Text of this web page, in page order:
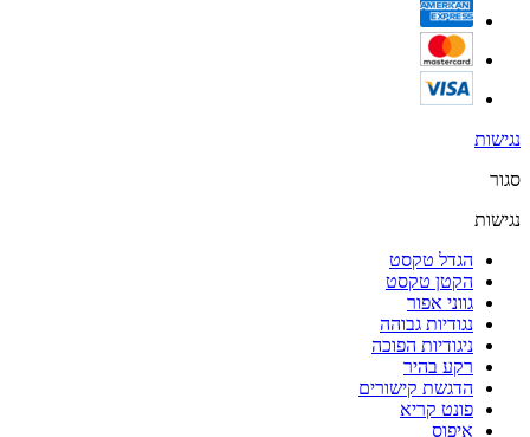
נגישות
סגור
נגישות
הגדל טקסט
הקטן טקסט
גווני אפור
נגודיות גבוהה
ניגודיות הפוכה
רקע בהיר
הדגשת קישורים
פונט קריא
איפוס